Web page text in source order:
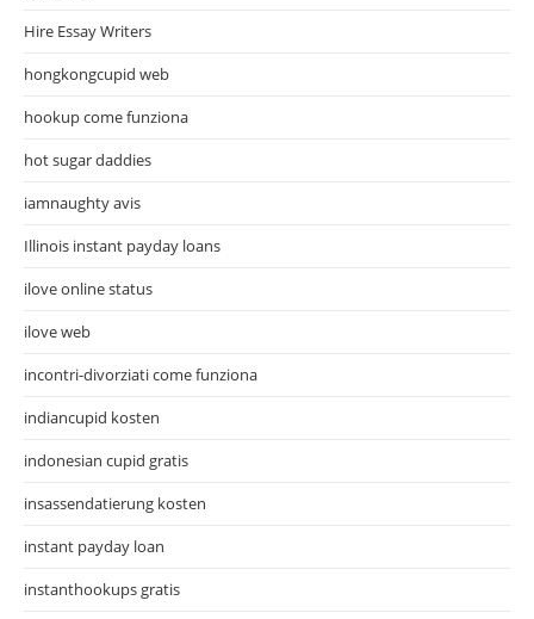
Hire Essay Writers
hongkongcupid web
hookup come funziona
hot sugar daddies
iamnaughty avis
Illinois instant payday loans
ilove online status
ilove web
incontri-divorziati come funziona
indiancupid kosten
indonesian cupid gratis
insassendatierung kosten
instant payday loan
instanthookups gratis